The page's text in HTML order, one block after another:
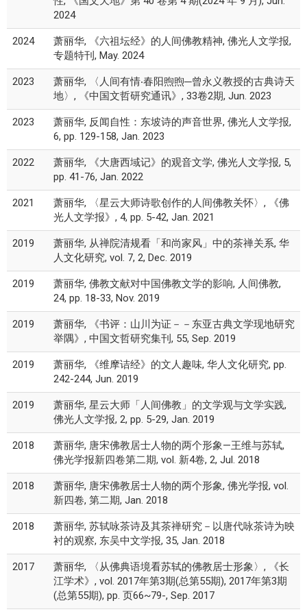
2024
2024
萧丽华, 《六祖坛经》的人间佛教精神, 佛光人文学报,
专题特刊, May. 2024
2023
萧丽华, 〈人间有情‧春阳煦煦─曾永义教授的古典诗天
地〉, 《中国文哲研究通讯》, 33卷2期, Jun. 2023
2023
萧丽华, 反闻自性：东坡诗的声音世界, 佛光人文学报,
6, pp. 129-158, Jan. 2023
2022
萧丽华, 《大唐西域记》的观音文学, 佛光人文学报, 5,
pp. 41-76, Jan. 2022
2021
萧丽华, 〈星云大师诗歌创作的人间佛教关怀〉, 《佛
光人文学报》, 4, pp. 5-42, Jan. 2021
2019
萧丽华, 从禅院清规看「和尚家风」中的茶禅关系, 华
人文化研究, vol. 7, 2, Dec. 2019
2019
萧丽华, 佛教文献对中国佛教文学的影响, 人间佛教,
24, pp. 18-33, Nov. 2019
2019
萧丽华, 《书评：山川为证－－东亚古典文学现地研究
举隅》, 中国文哲研究集刊, 55, Sep. 2019
2019
萧丽华, 《维摩诘经》的文人趣味, 华人文化研究, pp.
242-244, Jun. 2019
2019
萧丽华, 星云大师「人间佛教」的文学观与文学实践,
佛光人文学报, 2, pp. 5-29, Jan. 2019
2018
萧丽华, 唐宋佛教居士人物的两个形象—王维与苏轼,
佛光学报新四卷第二期, vol. 新4卷, 2, Jul. 2018
2018
萧丽华, 唐宋佛教居士人物的两个形象, 佛光学报, vol.
新四卷, 第二期, Jan. 2018
2018
萧丽华, 苏轼咏茶诗及其茶禅研究－以唐代咏茶诗为映
衬的观察, 东吴中文学报, 35, Jan. 2018
2017
萧丽华, 〈从佛典语境看苏轼的佛教居士形象〉, 《长
江学术》, vol. 2017年第3期(总第55期), 2017年第3期
(总第55期), pp. 页66~79-, Sep. 2017